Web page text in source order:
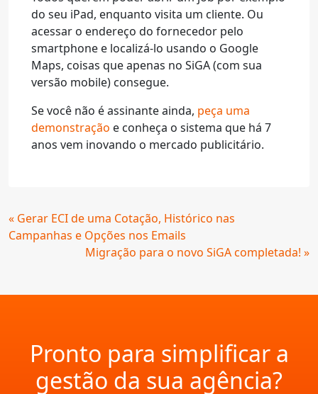
do seu iPad, enquanto visita um cliente. Ou
acessar o endereço do fornecedor pelo
smartphone e localizá-lo usando o Google
Maps, coisas que apenas no SiGA (com sua
versão mobile) consegue.
Se você não é assinante ainda, peça uma
demonstração e conheça o sistema que há 7
anos vem inovando o mercado publicitário.
Continue
Lendo
« Gerar ECI de uma Cotação, Histórico nas
Campanhas e Opções nos Emails
Migração para o novo SiGA completada! »
Pronto para simplificar a
gestão da sua agência?